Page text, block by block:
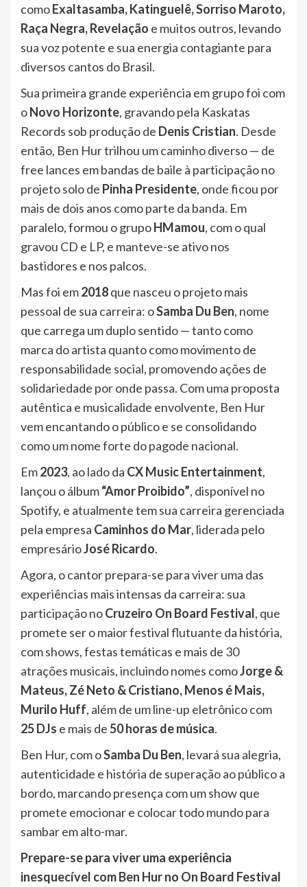
comoExaltasamba, Katinguelê, Sorriso Maroto,
Raça Negra, Revelação e muitos outros, levando
sua voz potente e sua energia contagiante para
diversos cantos do Brasil.
Sua primeira grande experiência em grupo foi com
oNovo Horizonte, gravando pela Kaskatas
Records sob produção de Denis Cristian. Desde
então, Ben Hur trilhou um caminho diverso — de
free lances em bandas de baile à participação no
projeto solo de Pinha Presidente, onde ficou por
mais de dois anos como parte da banda. Em
paralelo, formou o grupoHMamou, com o qual
gravou CD e LP, e manteve-se ativo nos
bastidores e nos palcos.
Mas foi em2018que nasceu o projeto mais
pessoal de sua carreira: oSamba Du Ben, nome
que carrega um duplo sentido — tanto como
marca do artista quanto como movimento de
responsabilidade social, promovendo ações de
solidariedade por onde passa. Com uma proposta
autêntica e musicalidade envolvente, Ben Hur
vem encantando o público e se consolidando
como um nome forte do pagode nacional.
Em2023, ao lado da CX Music Entertainment,
lançou o álbum“Amor Proibido”, disponível no
Spotify, e atualmente tem sua carreira gerenciada
pela empresa Caminhos do Mar, liderada pelo
empresárioJosé Ricardo.
Agora, o cantor prepara-se para viver uma das
experiências mais intensas da carreira: sua
participação noCruzeiro On Board Festival, que
promete ser o maior festival flutuante da história,
com shows, festas temáticas e mais de 30
atrações musicais, incluindo nomes comoJorge &
Mateus, Zé Neto & Cristiano, Menos é Mais,
Murilo Huff, além de um line-up eletrônico com
25 DJs e mais de50 horas de música.
Ben Hur, com oSamba Du Ben, levará sua alegria,
autenticidade e história de superação ao público a
bordo, marcando presença com um show que
promete emocionar e colocar todo mundo para
sambar em alto-mar.
Prepare-se para viver uma experiência
inesquecível com Ben Hur no On Board Festival